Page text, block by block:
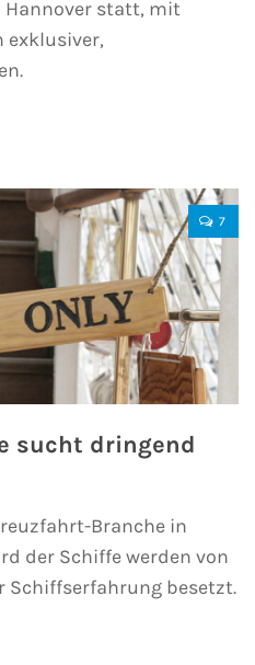
Hannover statt, mit
exklusiver,
7
sucht dringend
Branche in
der Schiffe werden von
Schiffserfahrung besetzt.